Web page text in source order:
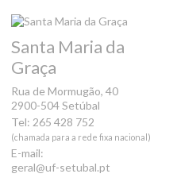
Santa Maria da
Graça
Rua de Mormugão, 40
2900-504 Setúbal
Tel: 265 428 752
(chamada para a rede fixa nacional)
E-mail:
geral@uf-setubal.pt